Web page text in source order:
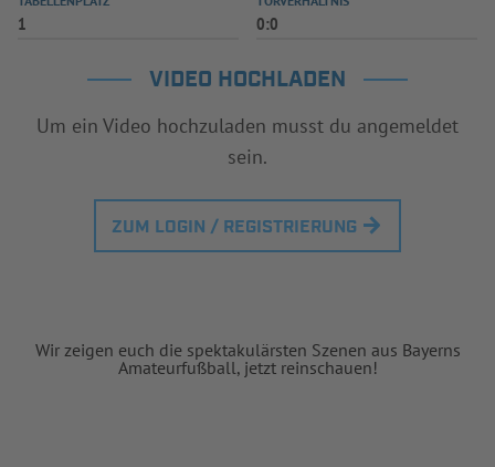
1 0:0
VIDEO HOCHLADEN
Um ein Video hochzuladen musst du angemeldet
sein.
ZUM LOGIN / REGISTRIERUNG
Wir zeigen euch die spektakulärsten Szenen aus Bayerns
Amateurfußball, jetzt reinschauen!